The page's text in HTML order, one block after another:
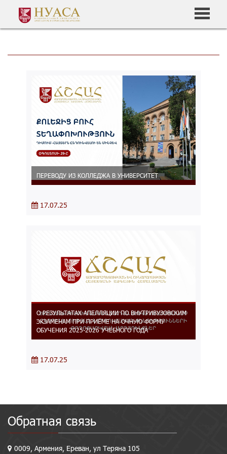
ПЕРЕВОДУ ИЗ КОЛЛЕДЖА В УНИВЕРСИТЕТ
17.07.25
О РЕЗУЛЬТАТАХ АПЕЛЛЯЦИИ ПО ВНУТРИВУЗОВСКИМ
ЭКЗАМЕНАМ ПРИ ПРИЁМЕ НА ОЧНУЮ ФОРМУ
ОБУЧЕНИЯ 2025-2026 УЧЕБНОГО ГОДА
17.07.25
Обратная связь
0009, Армения, Ереван, ул Теряна 105